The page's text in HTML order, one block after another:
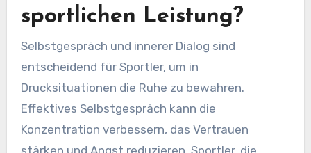
sportlichen Leistung?
Selbstgespräch und innerer Dialog sind
entscheidend für Sportler, um in
Drucksituationen die Ruhe zu bewahren.
Effektives Selbstgespräch kann die
Konzentration verbessern, das Vertrauen